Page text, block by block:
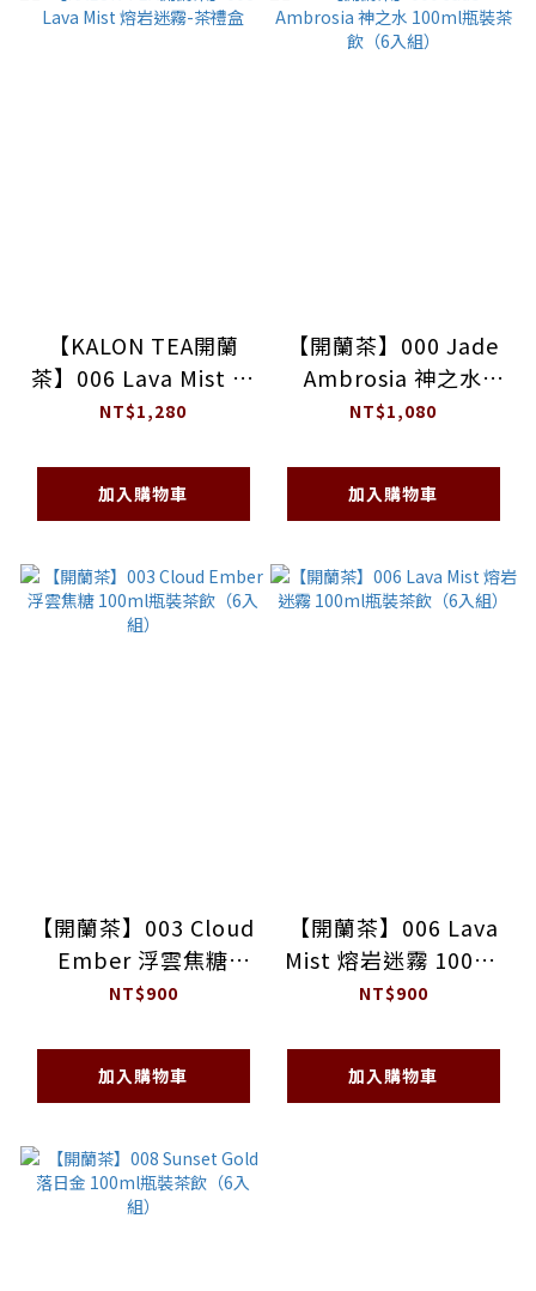
【KALON TEA開蘭
茶】006 Lava Mist 熔
岩迷霧-茶禮盒
NT$1,280
加入購物車
【開蘭茶】000 Jade
Ambrosia 神之水
100ml瓶裝茶飲（6入
NT$1,080
加入購物車
【開蘭茶】003 Cloud
Ember 浮雲焦糖
100ml瓶裝茶飲（6入
NT$900
加入購物車
【開蘭茶】006 Lava
Mist 熔岩迷霧 100ml
瓶裝茶飲（6入組）
NT$900
加入購物車